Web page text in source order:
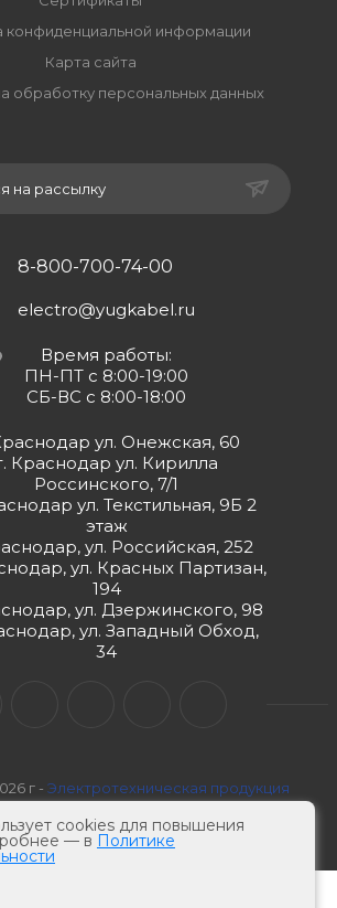
конфиденциальной информации
Карта сайта
обработку персональных данных
на рассылку
8-800-700-74-00
electro@yugkabel.ru
Время работы:
ПН-ПТ с 8:00-19:00
СБ-ВС с 8:00-18:00
ул. Онежская, 60
Краснодар ул. Кирилла
Россинского, 7/1
ул. Текстильная, 9Б 2
этаж
ул. Российская, 252
ул. Красных Партизан,
194
ул. Дзержинского, 98
ул. Западный Обход,
34
г - Электротехническая продукция
cookies для повышения
— в Политике